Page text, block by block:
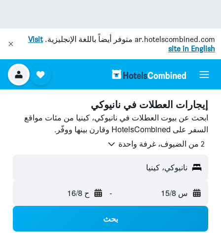
ar.hotelscombined.com متوفر أيضاً باللغة الإنجليزية.Visit
site in English
إيجارات العطلات في نانيوكي
ابحث عن بيوت العطلات في نانيوكي، كينيا من مئات مواقع
السفر على HotelsCombined وقارن بينها ووفّر.
2 من الضيوف، غرفة واحدة
نانيوكي، كينيا
س 15/8 - ح 16/8
بحث